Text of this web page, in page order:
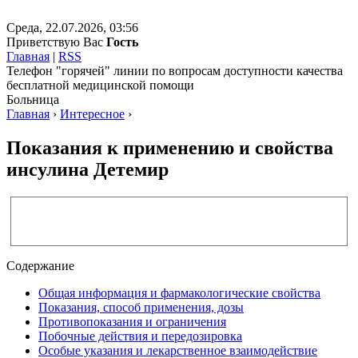
Среда, 22.07.2026, 03:56
Приветствую Вас Гость
Главная | RSS
Телефон "горячей" линии по вопросам доступности качества
бесплатной медицинской помощи
Больница
Главная › Интересное ›
Показания к применению и свойства
инсулина Детемир
Содержание
Общая информация и фармакологические свойства
Показания, способ применения, дозы
Противопоказания и ограничения
Побочные действия и передозировка
Особые указания и лекарственное взаимодействие